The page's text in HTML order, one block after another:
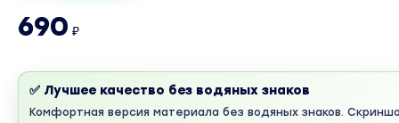
690 ₽
✅ Лучшее качество без водяных знаков
Комфортная версия материала без водяных знаков.